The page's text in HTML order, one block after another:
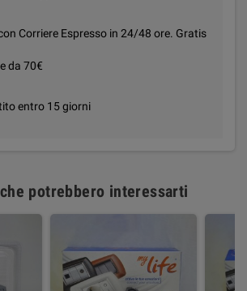
Corriere Espresso in 24/48 ore. Gratis
da 70€
entro 15 giorni
potrebbero interessarti